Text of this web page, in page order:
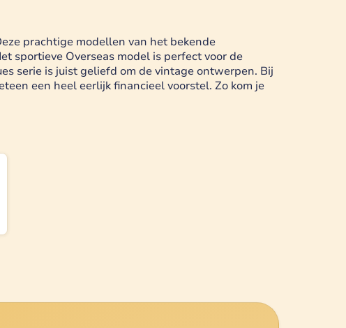
prachtige modellen van het bekende
sportieve Overseas model is perfect voor de
serie is juist geliefd om de vintage ontwerpen. Bij
een heel eerlijk financieel voorstel. Zo kom je